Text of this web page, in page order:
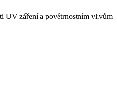
UV záření a povětrnostním vlivům